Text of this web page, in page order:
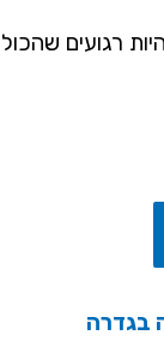
רגועים שהכול
בגדרה